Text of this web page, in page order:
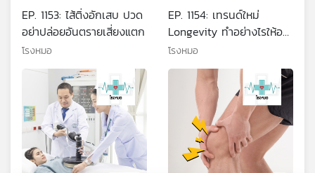
EP. 1153: ไส้ติ่งอักเสบ ปวด
อย่าปล่อยอันตรายเสี่ยงแตก
โรงหมอ
EP. 1154: เทรนด์ใหม่
Longevity ทำอย่างไรให้อา
ยืนแบบสุขภาพดี ชะลอความ
เสื่อม
โรงหมอ